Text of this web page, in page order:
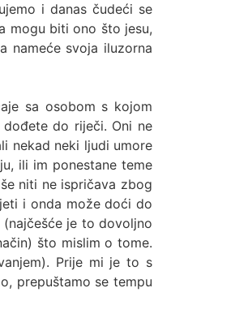
i danas čudeći se
mogu biti ono što jesu,
nameće svoja iluzorna
sa osobom s kojom
do riječi. Oni ne
nekad neki ljudi umore
ili im ponestane teme
niti ne ispričava zbog
i onda može doći do
je to dovoljno
što mislim o tome.
Prije mi je to s
prepuštamo se tempu